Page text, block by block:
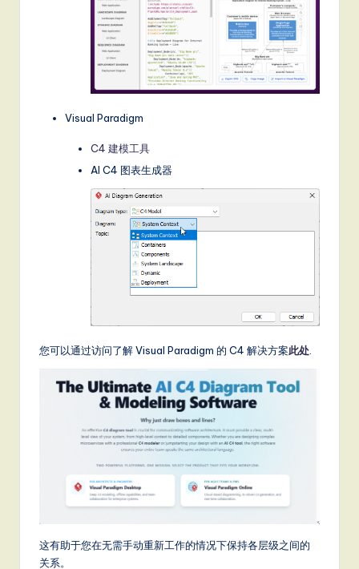
Visual Paradigm
C4 建模工具
AI C4 图表生成器
您可以通过访问了解 Visual Paradigm 的 C4 解决方案此处.
这有助于您在无需手动重新工作的情况下保持各层级之间的
关系。